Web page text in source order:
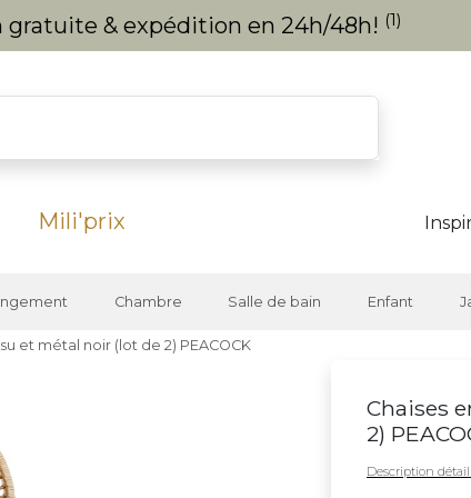
gratuite & expédition en 24h/48h! (1)
Mili'prix
Chambre Salle de bain Enfant
et métal noir (lot de 2) PEACOCK
Chaises
2)
Description